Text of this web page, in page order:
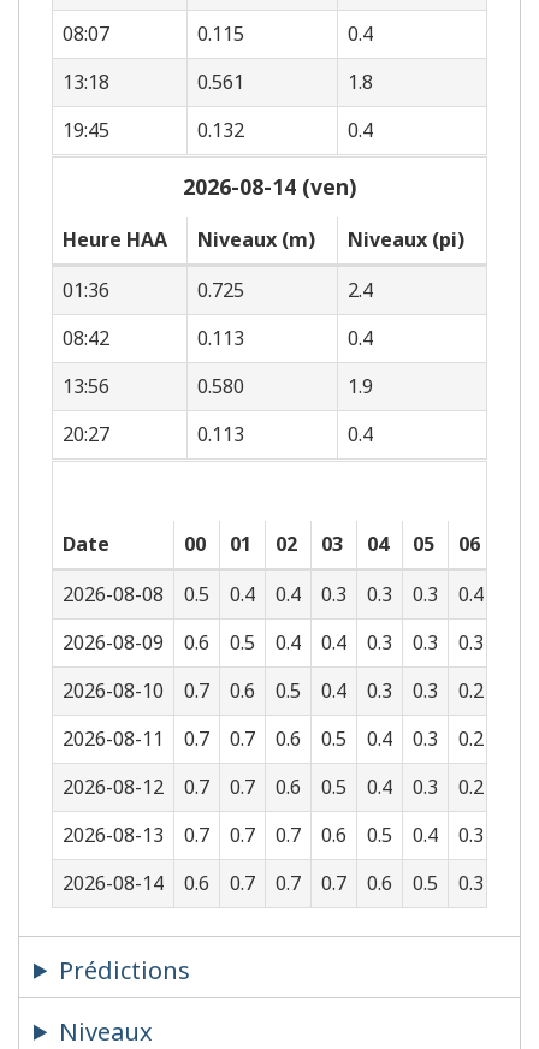
08:07
0.115
0.4
13:18
0.561
1.8
19:45
0.132 0.4
2026-08-14 (ven)
Heure HAA Niveaux (m)
Niveaux (pi)
01:36
0.725
2.4
08:42
0.113
0.4
13:56
0.580
1.9
20:27
0.113 0.4
Date 00 01 02 03 04 05 06
2026-08-08
0.5 0.4 0.4 0.3 0.3 0.3 0.4
2026-08-09
0.6 0.5 0.4 0.4 0.3 0.3 0.3
2026-08-10
0.7 0.6 0.5 0.4 0.3 0.3 0.2
2026-08-11
0.7 0.7 0.6 0.5 0.4 0.3 0.2
2026-08-12
0.7 0.7 0.6 0.5 0.4 0.3 0.2
2026-08-13
0.7 0.7 0.7 0.6 0.5 0.4 0.3
2026-08-14
0.6 0.7 0.7 0.7 0.6 0.5 0.3
Prédictions
Niveaux